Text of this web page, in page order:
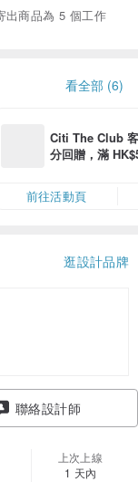
出商品為 5 個工作
看全部 (6)
Citi The Club
分回贈，滿
前往活動頁
逛設計品牌
聯絡設計師
上次上線
1 天內